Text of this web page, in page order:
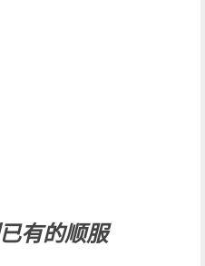
有的顺服